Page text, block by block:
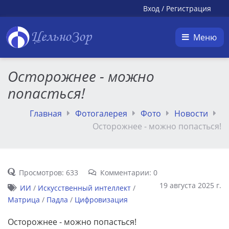
Вход / Регистрация
ЦельноЗор Меню
Осторожнее - можно
попасться!
Главная Фотогалерея Фото
Новости
Осторожнее - можно попасться!
Просмотров: 633
Комментарии: 0
19 августа 2025 г.
ИИ / Искусственный интеллект/
Матрица / Падла / Цифровизация
Осторожнее - можно попасться!